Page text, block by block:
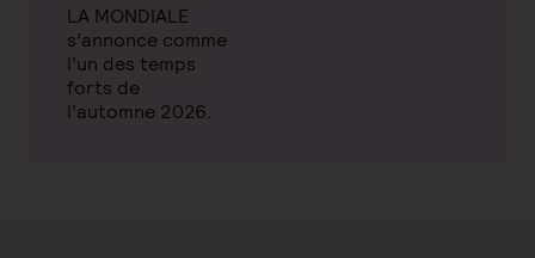
LA MONDIALE
s’annonce comme
l’un des temps
forts de
l’automne 2026.